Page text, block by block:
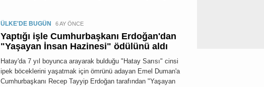
ÜLKE'DE BUGÜN 6 AY ÖNCE
Yaptığı işle Cumhurbaşkanı Erdoğan'dan
"Yaşayan İnsan Hazinesi" ödülünü aldı
Hatay'da 7 yıl boyunca arayarak bulduğu "Hatay Sarısı" cinsi
ipek böceklerini yaşatmak için ömrünü adayan Emel Duman'a
Cumhurbaşkanı Recep Tayyip Erdoğan tarafından "Yaşayan